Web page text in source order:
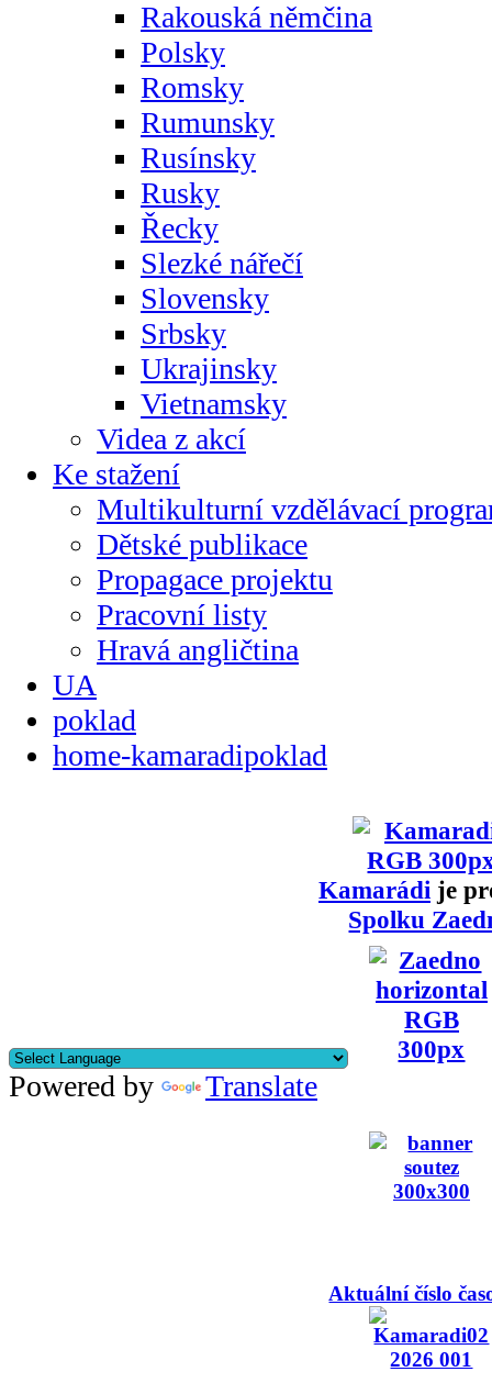
Rakouská němčina
Polsky
Romsky
Rumunsky
Rusínsky
Rusky
Řecky
Slezké nářečí
Slovensky
Srbsky
Ukrajinsky
Vietnamsky
Videa z akcí
Ke stažení
Multikulturní vzdělávací
Dětské publikace
Propagace projektu
Pracovní listy
Hravá angličtina
UA
poklad
home-kamaradipoklad
Kamarádi je
Spolku
Powered by Translate
Aktuální číslo